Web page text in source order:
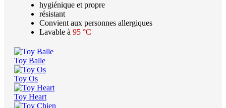
hygiénique et propre
résistant
Convient aux personnes allergiques
Lavable à 95 °C
Toy Balle
Toy Os
Toy Heart